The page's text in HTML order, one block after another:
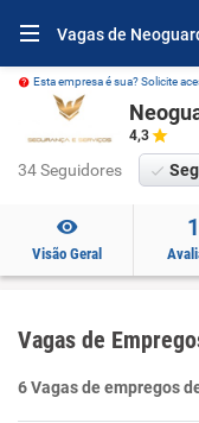
Vagas de
Esta empresa é sua? Solicite
4,3
34 Seguidores
Visão Geral
Vagas de
6 Vagas de empregos